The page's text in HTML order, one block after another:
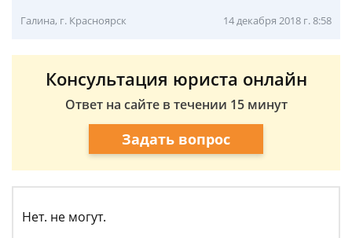
Галина, г. Красноярск 14 декабря 2018 г. 8:58
Консультация юриста онлайн
Ответ на сайте в течении 15 минут
Задать вопрос
Нет. не могут.